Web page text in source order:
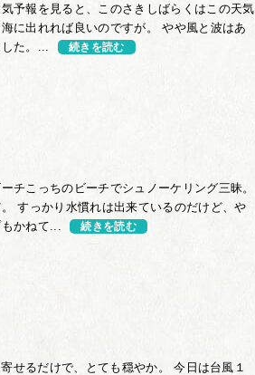
予報を見ると、このさきしばらくはこの天気
に出れれば良いのですが。 やや風と波はあ
た。...
続きを読む
チこっちのビーチでシュノーケリング三昧。
すっかり水慣れは出来ているのだけど、や
かねて...
続きを読む
せるだけで、とても穏やか。 今日は台風１